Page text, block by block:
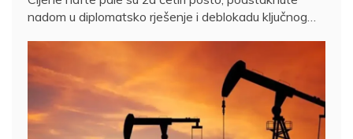
nadom u diplomatsko rješenje i deblokadu ključnog…